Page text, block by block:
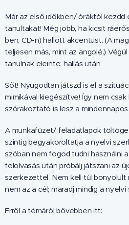
Már az első időkben/ óráktól kezdd
tanultakat! Még jobb, ha kicsit
ben, CD-n) hallott akcentust. (A
teljesen más, mint az angolé.)
tanulnak eleinte: hallás után.
Sőt! Nyugodtan játszd is el a
mimikával kiegészítve! Így nem
szórakoztató is lesz a
A munkafüzet/ feladatlapok
szintig begyakoroltatja a nyelvi
szóban nem fogod tudni használni
felolvasás után próbálj játszani az
szerkezettel. Nem kell túl
nem az a cél; maradj mindig a
Erről a témáról bővebben itt: